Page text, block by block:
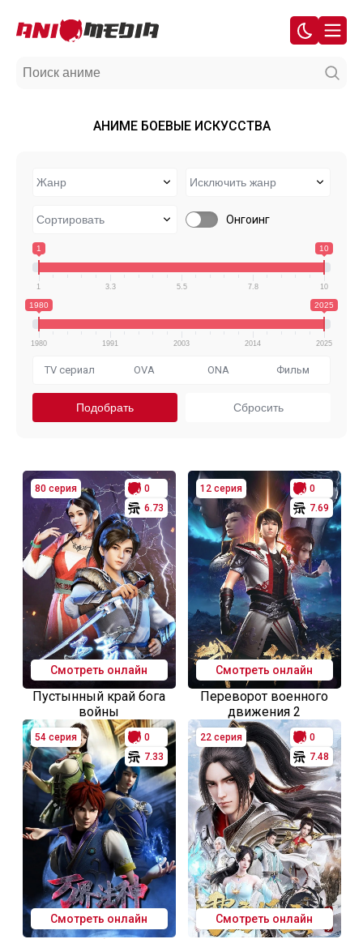
АНИМЕ БОЕВЫЕ ИСКУССТВА
Онгоинг
1 10
1 3.3 5.5 7.8 10
1980 2025
1980 1991 2003 2014 2025
TV сериал OVA ONA Фильм
80 серия
0
6.73
Смотреть онлайн
Пустынный край бога
войны
12 серия
0
7.69
Смотреть онлайн
Переворот военного
движения 2
54 серия
0
7.33
Смотреть онлайн
22 серия
0
7.48
Смотреть онлайн